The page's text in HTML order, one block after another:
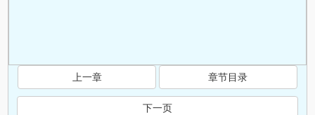
上一章 章节目录
下一页